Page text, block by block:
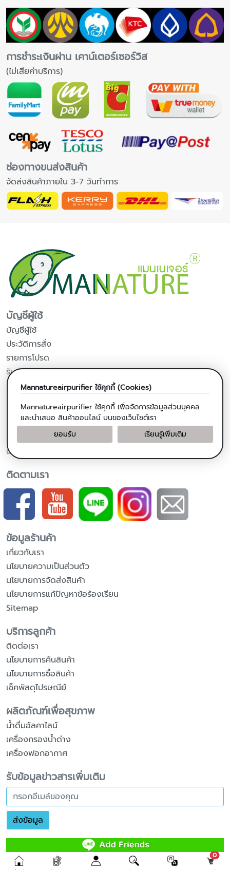
0
การชำระเงินผ่าน เคาน์เตอร์เซอร์วิส
(ไม่เสียค่าบริการ)
ช่องทางขนส่งสินค้า
จัดส่งสินค้าภายใน 3-7 วันทำการ
บัญชีผู้ใช้
บัญชีผู้ใช้
ประวัติการสั่ง
รายการโปรด
รับข่าวสารจากร้านค้า
ผลิตภัณฑ์จากมะพร้าว
น้ำมันมะพร้าวสกัดเย็น
น้ำมันมะพร้าวสำหรับปรุงอาหาร
แคปซูลน้ำมันมะพร้าวสกัดเย็น
น้ำหวานดอกมะพร้าวออร์แกนิค
ติดตามเรา
ข้อมูลร้านค้า
เกี่ยวกับเรา
นโยบายความเป็นส่วนตัว
นโยบายการจัดส่งสินค้า
นโยบายการแก้ปัญหาข้อร้องเรียน
Sitemap
บริการลูกค้า
ติดต่อเรา
นโยบายการคืนสินค้า
นโยบายการซื้อสินค้า
เช็คพัสดุไปรษณีย์
ผลิตภัณฑ์เพื่อสุขภาพ
น้ำดื่มอัลคาไลน์
เครื่องกรองน้ำด่าง
เครื่องฟอกอากาศ
รับข้อมูลข่าวสารเพิ่มเติม
ส่งข้อมูล
Mannatureairpurifier ใช้คุกกี้ (Cookies)
Mannatureairpurifier ใช้คุกกี้ เพื่อจัดการข้อมูลส่วนบุคคล
และนำเสนอ สินค้าออนไลน์ บนของเว็บไซต์เรา
ยอมรับ
เรียนรู้เพิ่มเติม